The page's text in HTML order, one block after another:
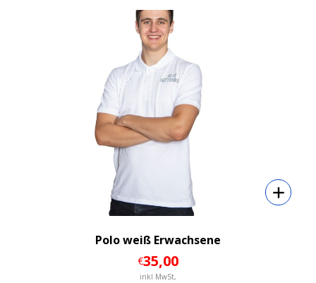
Polo weiß Erwachsene
€35,00
inkl MwSt,